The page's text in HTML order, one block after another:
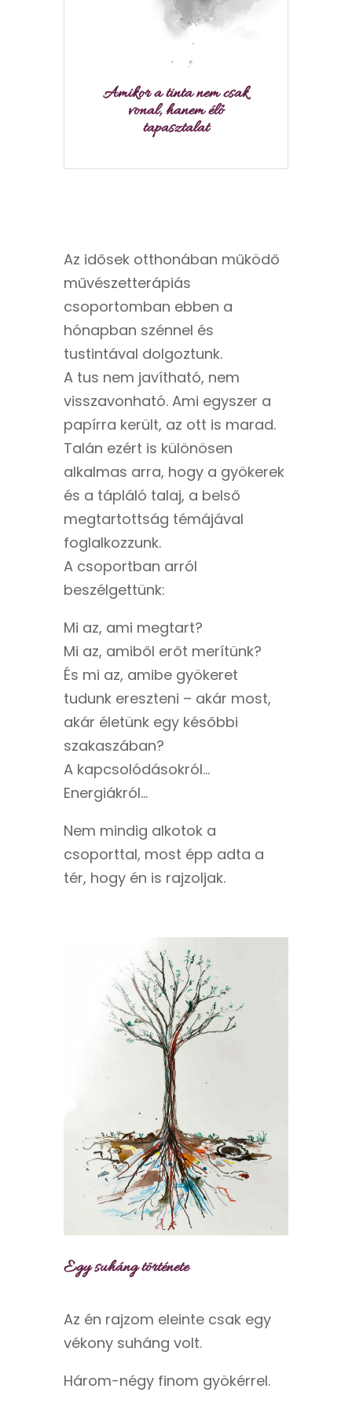
Amikor a tinta nem csak
vonal, hanem élő
tapasztalat
Az idősek otthonában működő
művészetterápiás
csoportomban ebben a
hónapban szénnel és
tustintával dolgoztunk.
A tus nem javítható, nem
visszavonható. Ami egyszer a
papírra került, az ott is marad.
Talán ezért is különösen
alkalmas arra, hogy a gyökerek
és a tápláló talaj, a belső
megtartottság témájával
foglalkozzunk.
A csoportban arról
beszélgettünk:
Mi az, ami megtart?
Mi az, amiből erőt merítünk?
És mi az, amibe gyökeret
tudunk ereszteni – akár most,
akár életünk egy későbbi
szakaszában?
A kapcsolódásokról…
Energiákról…
Nem mindig alkotok a
csoporttal, most épp adta a
tér, hogy én is rajzoljak.
Egy suháng története
Az én rajzom eleinte csak egy
vékony suháng volt.
Három-négy finom gyökérrel.